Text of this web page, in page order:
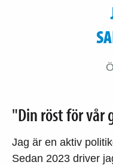
"Din röst för vår
Jag är en aktiv
Sedan 2023 driver